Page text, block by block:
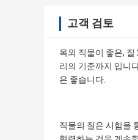
고객 검토
옥외 직물이 좋은,
리의 기준까지 입니
은 좋습니다.
직물의 질은 시험을